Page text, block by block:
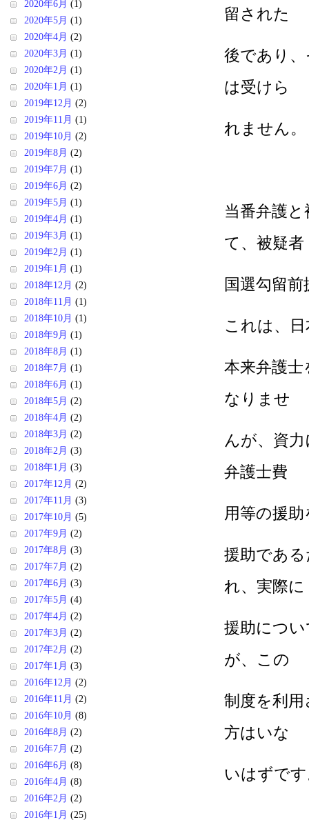
留された
後であり
は受けら
れません。
当番弁護
て、被疑者
国選勾留
これは、
本来弁護
なりませ
んが、資
弁護士費
用等の援
援助であ
れ、実際に
援助につ
が、この
制度を利
方はいな
いはずで
2020年6月 (1)
2020年5月 (1)
2020年4月 (2)
2020年3月 (1)
2020年2月 (1)
2020年1月 (1)
2019年12月 (2)
2019年11月 (1)
2019年10月 (2)
2019年8月 (2)
2019年7月 (1)
2019年6月 (2)
2019年5月 (1)
2019年4月 (1)
2019年3月 (1)
2019年2月 (1)
2019年1月 (1)
2018年12月 (2)
2018年11月 (1)
2018年10月 (1)
2018年9月 (1)
2018年8月 (1)
2018年7月 (1)
2018年6月 (1)
2018年5月 (2)
2018年4月 (2)
2018年3月 (2)
2018年2月 (3)
2018年1月 (3)
2017年12月 (2)
2017年11月 (3)
2017年10月 (5)
2017年9月 (2)
2017年8月 (3)
2017年7月 (2)
2017年6月 (3)
2017年5月 (4)
2017年4月 (2)
2017年3月 (2)
2017年2月 (2)
2017年1月 (3)
2016年12月 (2)
2016年11月 (2)
2016年10月 (8)
2016年8月 (2)
2016年7月 (2)
2016年6月 (8)
2016年4月 (8)
2016年2月 (2)
2016年1月 (25)